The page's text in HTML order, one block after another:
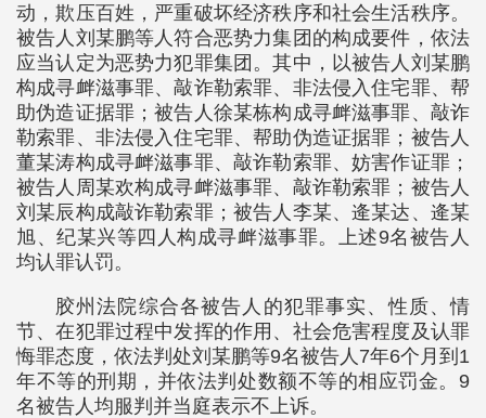
动，欺压百姓，严重破坏经济秩序和社会生活秩序。
被告人刘某鹏等人符合恶势力集团的构成要件，依法
应当认定为恶势力犯罪集团。其中，以被告人刘某鹏
构成寻衅滋事罪、敲诈勒索罪、非法侵入住宅罪、帮
助伪造证据罪；被告人徐某栋构成寻衅滋事罪、敲诈
勒索罪、非法侵入住宅罪、帮助伪造证据罪；被告人
董某涛构成寻衅滋事罪、敲诈勒索罪、妨害作证罪；
被告人周某欢构成寻衅滋事罪、敲诈勒索罪；被告人
刘某辰构成敲诈勒索罪；被告人李某、逄某达、逄某
旭、纪某兴等四人构成寻衅滋事罪。上述9名被告人
均认罪认罚。
胶州法院综合各被告人的犯罪事实、性质、情
节、在犯罪过程中发挥的作用、社会危害程度及认罪
悔罪态度，依法判处刘某鹏等9名被告人7年6个月到1
年不等的刑期，并依法判处数额不等的相应罚金。9
名被告人均服判并当庭表示不上诉。